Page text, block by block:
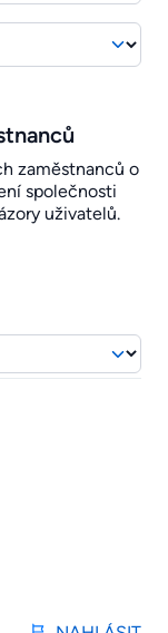
zaměstnanců o
společnosti
uživatelů.